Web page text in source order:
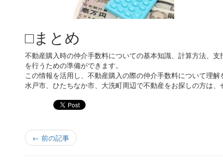
□まとめ
不動産購入時の仲介手数料についての基本知識、計算方法、
を行うための準備ができます。
この情報を活用し、不動産購入の際の仲介手数料について理
水戸市、ひたちなか市、大洗町周辺で不動産をお探しの方は
← 前の記事